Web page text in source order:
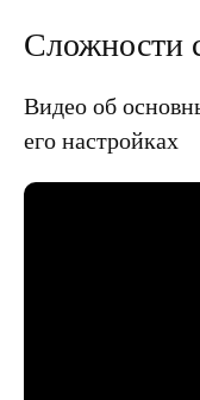
Сложности
Видео об
его настройках